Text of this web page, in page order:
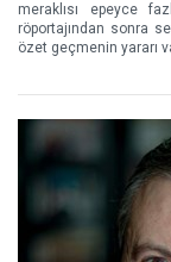
meraklısı epeyce
röportajından sonra
özet geçmenin yararı